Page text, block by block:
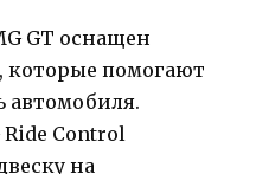
GT оснащен
помогают
автомобиля.
Control
на